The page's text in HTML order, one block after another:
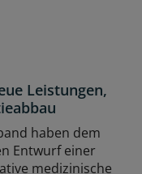
Leistungen,
haben dem
Entwurf einer
medizinische